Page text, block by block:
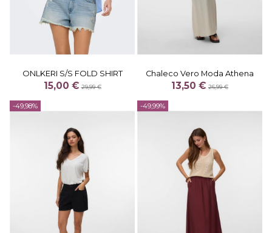
ONLKERI S/S FOLD SHIRT
15,00 €29,99 €
Chaleco Vero Moda Athena
13,50 € 26,99 €
-49,98% -49,99%